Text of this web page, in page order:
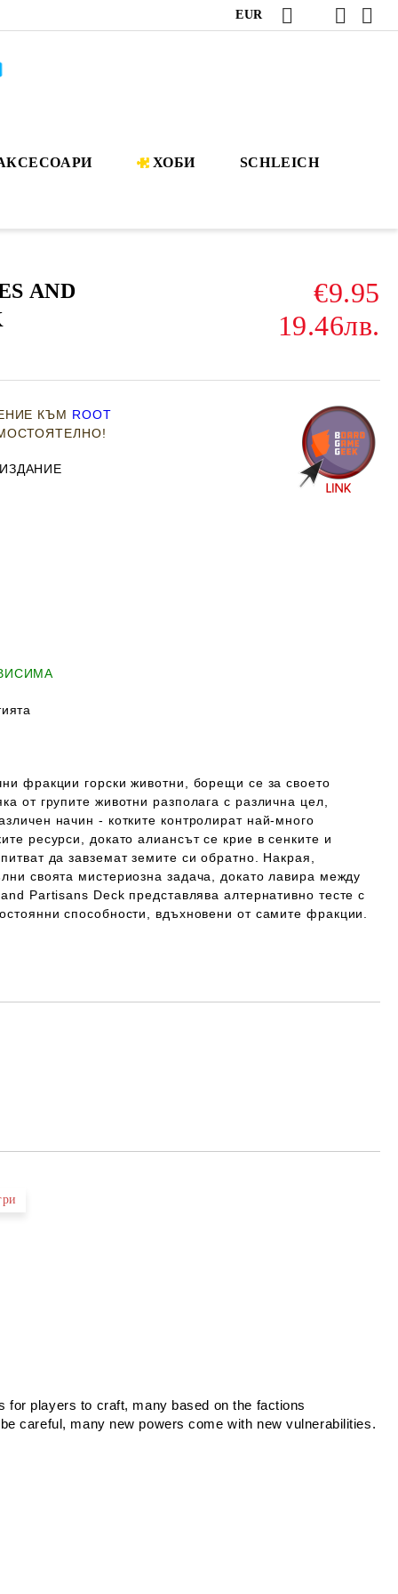
EUR
ХОБИ SCHLEICH
AND
€9.95
19.46лв.
КЪМ ROOT
фракции горски животни, борещи се за своето
от групите животни разполага с различна цел,
начин - котките контролират най-много
ресурси, докато алиансът се крие в сенките и
да завземат земите си обратно. Накрая,
своята мистериозна задача, докато лавира между
Partisans Deck представлява алтернативно тесте с
способности, вдъхновени от самите фракции.
players to craft, many based on the factions
careful, many new powers come with new vulnerabilities.